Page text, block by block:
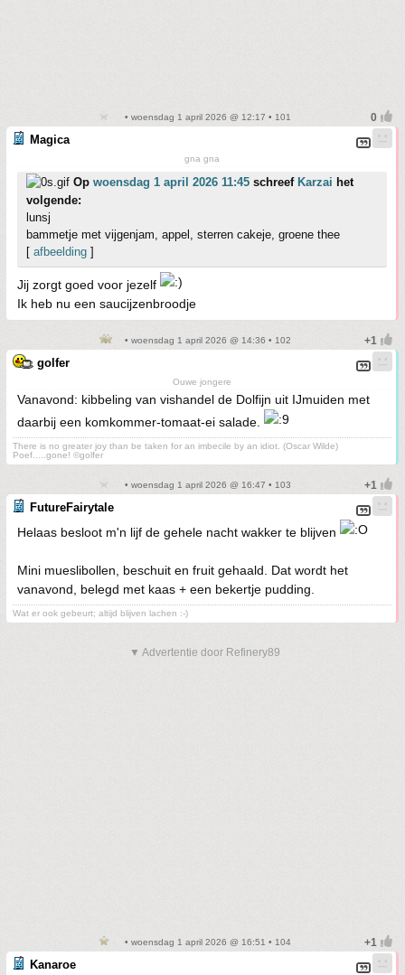
• woensdag 1 april 2026 @ 12:17 • 101
Magica
gna gna
Op woensdag 1 april 2026 11:45 schreef Karzai het
volgende:
lunsj
bammetje met vijgenjam, appel, sterren cakeje, groene thee
[ afbeelding ]
Jij zorgt goed voor jezelf
Ik heb nu een saucijzenbroodje
• woensdag 1 april 2026 @ 14:36 • 102
golfer
Ouwe jongere
Vanavond: kibbeling van vishandel de Dolfijn uit IJmuiden met
daarbij een komkommer-tomaat-ei salade.
There is no greater joy than be taken for an imbecile by an idiot. (Oscar Wilde)
Poef.....gone! ©golfer
• woensdag 1 april 2026 @ 16:47 • 103
FutureFairytale
Helaas besloot m'n lijf de gehele nacht wakker te blijven
Mini mueslibollen, beschuit en fruit gehaald. Dat wordt het
vanavond, belegd met kaas + een bekertje pudding.
Wat er ook gebeurt; altijd blijven lachen :-)
▼ Advertentie door Refinery89
• woensdag 1 april 2026 @ 16:51 • 104
Kanaroe